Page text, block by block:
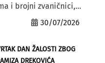
i brojni zvaničnici,...
30/07/2026
DAN ŽALOSTI ZBOG
DREKOVIĆA